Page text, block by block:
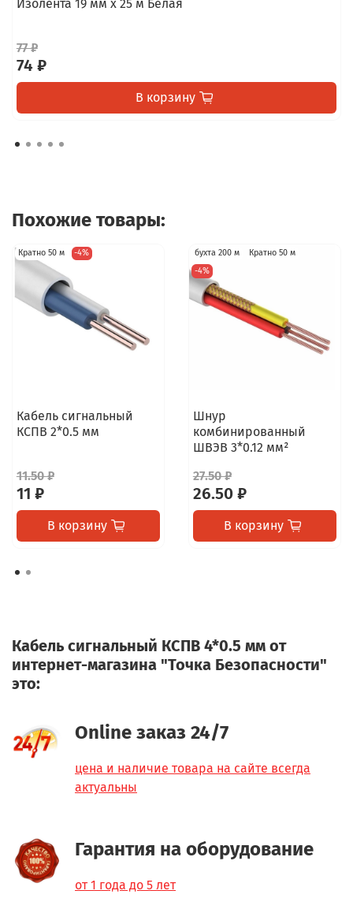
Изолента 19 мм х 25 м Белая
77 ₽
74 ₽
В корзину
Похожие товары:
Кратно 50 м -4%
Кабель сигнальный
КСПВ 2*0.5 мм
11.50 ₽
11 ₽
В корзину
бухта 200 м
Кратно 50 м
-4%
Шнур
комбинированный
ШВЭВ 3*0.12 мм²
27.50 ₽
26.50 ₽
В корзину
Кабель сигнальный КСПВ 4*0.5 мм от
интернет-магазина "Точка Безопасности"
это:
Online заказ 24/7
цена и наличие товара на сайте всегда
актуальны
Гарантия на оборудование
от 1 года до 5 лет